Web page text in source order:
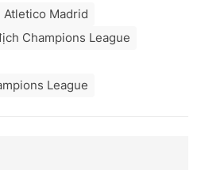
Atletico Madrid
Champions League
League